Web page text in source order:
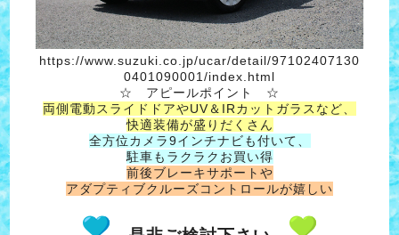
https://www.suzuki.co.jp/ucar/detail/97102407130
0401090001/index.html
☆ アピールポイント ☆
両側電動スライドドアやUV＆IRカットガラスなど、
快適装備が盛りだくさん
全方位カメラ9インチナビも付いて、
駐車もラクラクお買い得
前後ブレーキサポートや
アダプティブクルーズコントロールが嬉しい